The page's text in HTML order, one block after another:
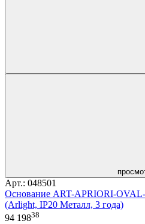
Арт.: 048501
Основание ART-APRIORI-
(Arlight, IP20 Металл, 3 года)
94 19838